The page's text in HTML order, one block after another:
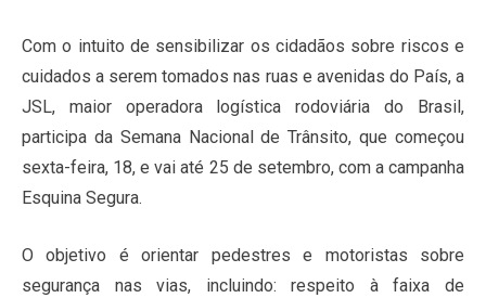
Com o intuito de sensibilizar os cidadãos sobre riscos e
cuidados a serem tomados nas ruas e avenidas do País, a
JSL, maior operadora logística rodoviária do Brasil,
participa da Semana Nacional de Trânsito, que começou
sexta-feira, 18, e vai até 25 de setembro, com a campanha
Esquina Segura.
O objetivo é orientar pedestres e motoristas sobre
segurança nas vias, incluindo: respeito à faixa de